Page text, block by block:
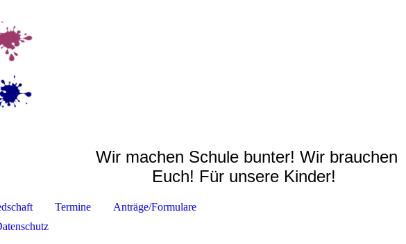
Wir machen Schule bunter! Wir brauchen
Euch! Für unsere Kinder!
Termine
Anträge/Formulare